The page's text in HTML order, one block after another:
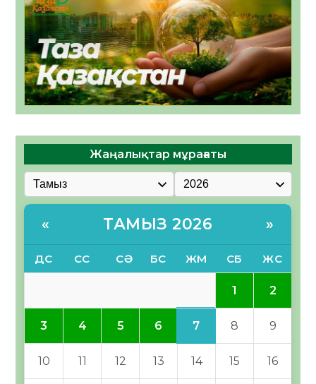
Жаңалықтар мұрағаты
« ТАМЫЗ 2026 »
ДС СС СӘ БС ЖМ СБ ЖС
1 2
3 4 5 6 7 8 9
10 11 12 13 14 15 16